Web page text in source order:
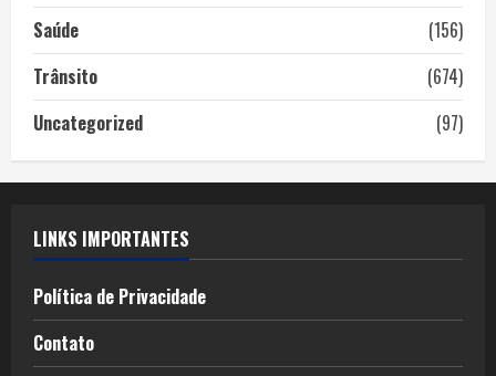
Saúde
(156)
Trânsito
(674)
Uncategorized
(97)
LINKS IMPORTANTES
Política de Privacidade
Contato